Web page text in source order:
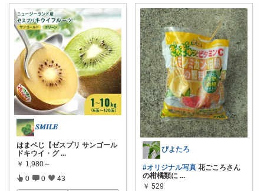
𝑺𝑴𝑰𝑳𝑬
はまベじ【ゼスプリ サンゴール
ドキウイ・グ ...
￥ 1,980～
0 0 43
ぴよたろ
#オリジナル写真 花ごころさん
の柑橘類に ...
￥ 529